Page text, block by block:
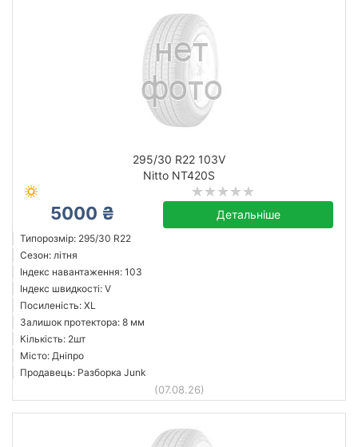
295/30 R22 103V
Nitto NT420S
5000 ₴ Детальніше
Типорозмір: 295/30 R22
Сезон: літня
Індекс навантаження: 103
Індекс швидкості: V
Посиленість: XL
Залишок протектора: 8 мм
Кількість: 2шт
Місто: Дніпро
Продавець: Разборка Junk
(07.08.26)